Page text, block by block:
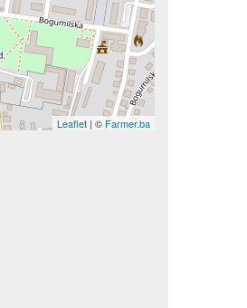
Leaflet | © Farmer.ba